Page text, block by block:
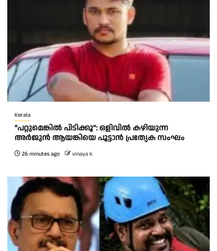
Kerala
“പറ്റുമെങ്കിൽ പിടിക്കൂ”: ഒളിവിൽ കഴിയുന്ന
അർജുൻ ആയങ്കിയെ പൂട്ടാൻ പ്രത്യേക സംഘം
26 minutes ago vinaya k